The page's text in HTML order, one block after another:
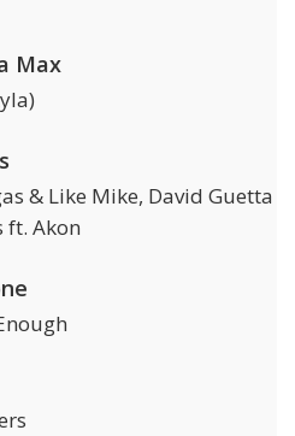
Max
& Like Mike, David Guetta
ft. Akon